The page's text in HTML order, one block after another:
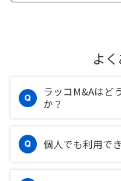
よ
ラッコM&Aはど
か？
個人でも利用で